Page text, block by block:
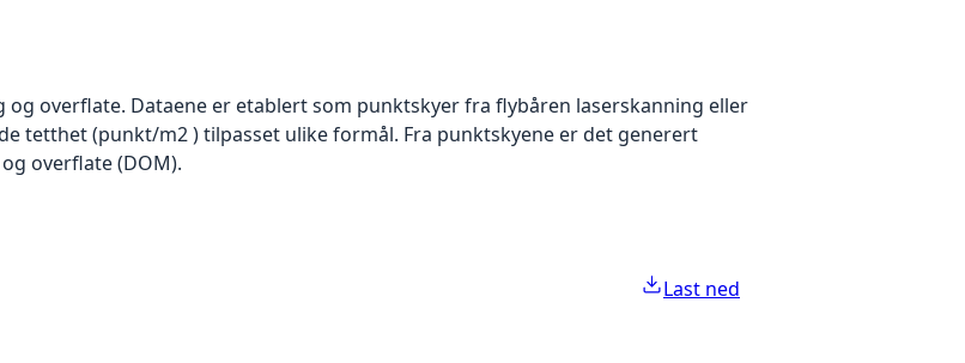
overflate. Dataene er etablert som punktskyer fra flybåren laserskanning eller
tetthet (punkt/m2 ) tilpasset ulike formål. Fra punktskyene er det generert
overflate (DOM).
Last ned